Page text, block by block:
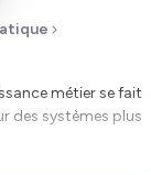
métier se fait
des systèmes plus
systèmes